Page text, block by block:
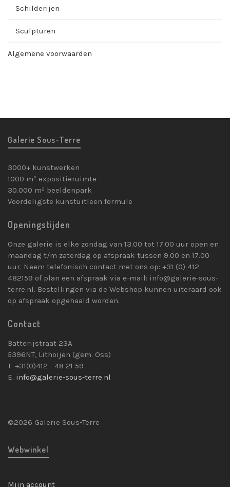
Schilderijen
Sculpturen
Algemene voorwaarden
Galerie Sous-Terre
3000+ kunstwerken
1000 m² expositieruimte
30.000 m² beeldenpark
Voordeligste kunstuitleen formule
Openingstijden
Onze galerie is elke zondag van 13.00 tot 17.00 uur open en
maandag t/m zaterdag op afspraak tussen 9.00 en 17.00
uur. Neem telefonisch contact met ons op: +31 (0) 412
482159 of plan een afspraak via e-mail: info@galerie-sous-
terre.nl. Bestellingen via de Webshop kunnen uiteraard ook
op afspraak opgehaald worden.
Contact
Batterijstraat 23A
5396NT, Lithoijen (gem. Oss)
T. +31(0)412 - 48 21 59
E. info@galerie-sous-terre.nl
©2026 Galerie Sous-Terre
Webwinkel
Mijn account